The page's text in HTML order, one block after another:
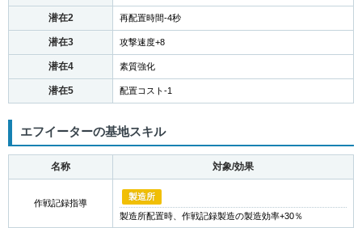
潜在2 再配置時間-4秒
潜在3 攻撃速度+8
潜在4 素質強化
潜在5 配置コスト-1
エフイーターの基地スキル
名称 対象/効果
作戦記録指導
製造所
製造所配置時、作戦記録製造の製造効率+30％